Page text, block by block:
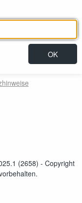
(2658) - Copyright
Fenster